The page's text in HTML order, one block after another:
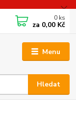
Menu
Hledat
0 ks
za 0,00 Kč